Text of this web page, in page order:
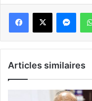
Articles similaires